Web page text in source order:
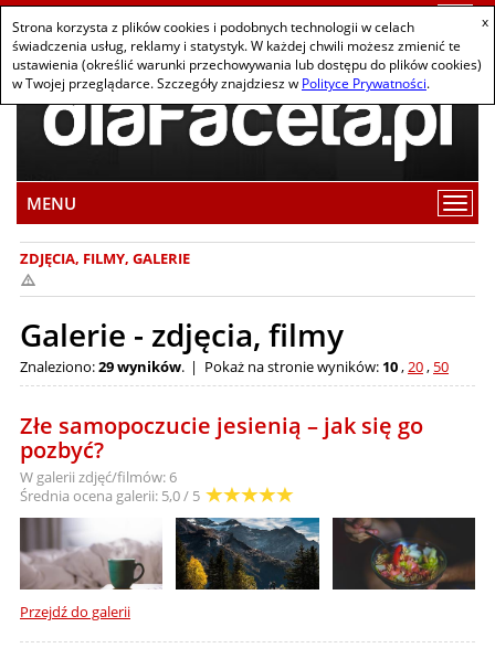
Strona korzysta z plików cookies i podobnych technologii w celach
świadczenia usług, reklamy i statystyk. W każdej chwili możesz zmienić te
ustawienia (określić warunki przechowywania lub dostępu do plików cookies)
w Twojej przeglądarce. Szczegóły znajdziesz w Polityce Prywatności.
x
MENU
ZDJĘCIA, FILMY, GALERIE
Galerie - zdjęcia, filmy
Znaleziono:29 wyników. Pokaż na stronie wyników: 10 20 50
Złe samopoczucie jesienią – jak się go
pozbyć?
W galerii zdjęć/filmów: 6
Średnia ocena galerii: 5,0 / 5
Przejdź do galerii